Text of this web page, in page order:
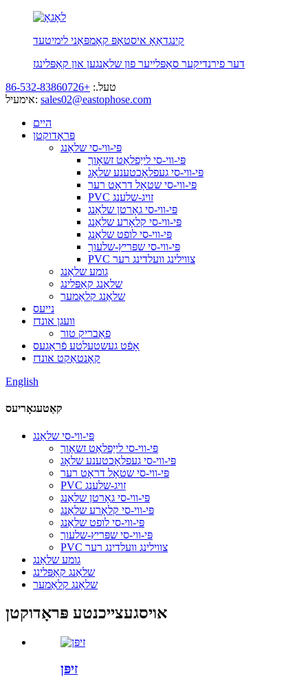
קינגדאַאָ איסטאָפּ קאָמפּאַני לימיטעד
דער פירנדיקער סאַפּלייער פון שלאַנגען און קאַפּלינגז
טעל.: +86-532-83860726
אימעיל: sales02@eastophose.com
היים
פּראָדוקטן
פּי-ווי-סי שלאַנג
פּי-ווי-סי לייַפלאַט זשאָוך
פּי-ווי-סי געפלאָכטענע שלאָג
פּי-ווי-סי שטאָל דראָט רער
PVC זויג-שלענג
פּי-ווי-סי גאָרטן שלאַנג
פּי-ווי-סי קלאָרע שלאַנג
פּי-ווי-סי לופט שלאַנג
פּי-ווי-סי שפּריץ-שלעוך
PVC צווילינג וועלדינג רער
גומע שלאַנג
שלאַנג קאַפּלינג
שלאַנג קלאַמער
נייעס
וועגן אונדז
פאַבריק טור
אָפֿט געשטעלטע פֿראַגעס
קאָנטאַקט אונדז
English
קאַטעגאָריעס
פּי-ווי-סי שלאַנג
פּי-ווי-סי לייַפלאַט זשאָוך
פּי-ווי-סי געפלאָכטענע שלאָג
פּי-ווי-סי שטאָל דראָט רער
PVC זויג-שלענג
פּי-ווי-סי גאָרטן שלאַנג
פּי-ווי-סי קלאָרע שלאַנג
פּי-ווי-סי לופט שלאַנג
פּי-ווי-סי שפּריץ-שלעוך
PVC צווילינג וועלדינג רער
גומע שלאַנג
שלאַנג קאַפּלינג
שלאַנג קלאַמער
אויסגעצייכנטע פּראָדוקטן
זיפּן